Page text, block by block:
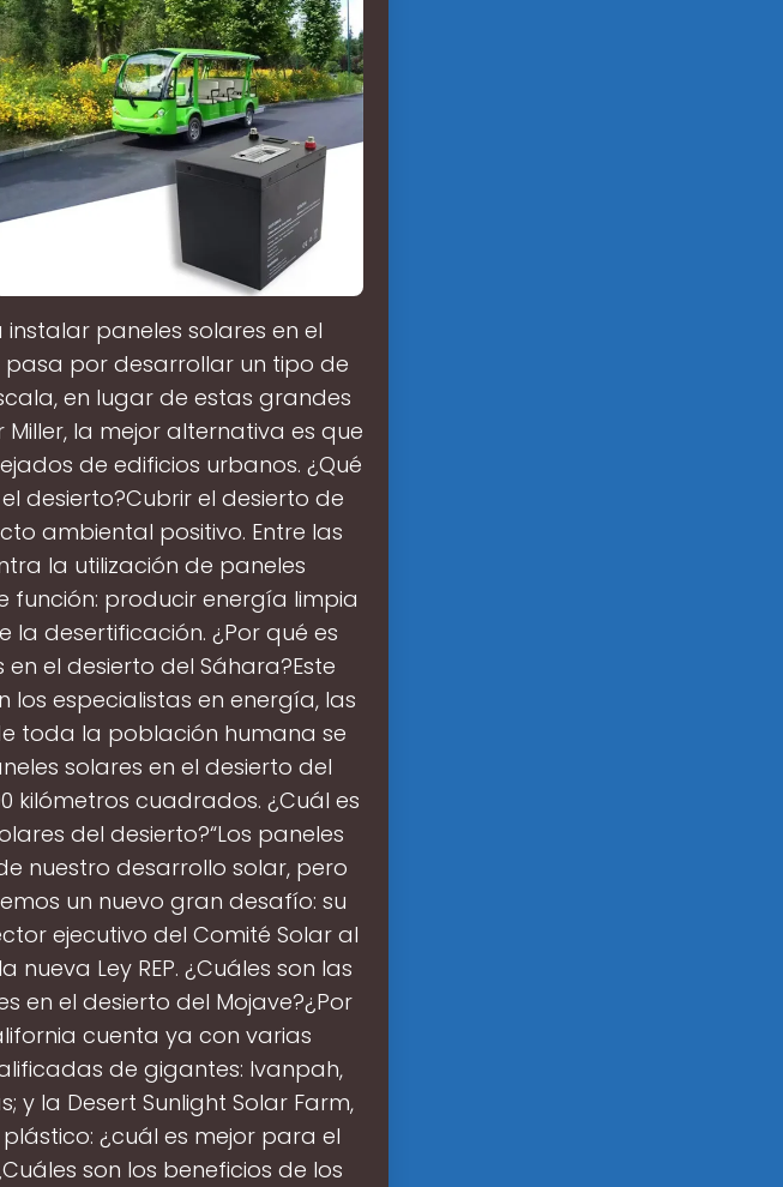
paneles solares en el
pasa por desarrollar un tipo de
en lugar de estas grandes
la mejor alternativa es que
de edificios urbanos. ¿Qué
desierto?Cubrir el desierto de
ambiental positivo. Entre las
la utilización de paneles
producir energía limpia
desertificación. ¿Por qué es
el desierto del Sáhara?Este
especialistas en energía, las
toda la población humana se
solares en el desierto del
kilómetros cuadrados. ¿Cuál es
del desierto?“Los paneles
nuestro desarrollo solar, pero
un nuevo gran desafío: su
ejecutivo del Comité Solar al
Ley REP. ¿Cuáles son las
en el desierto del Mojave?¿Por
cuenta ya con varias
de gigantes: Ivanpah,
y la Desert Sunlight Solar Farm,
plástico: ¿cuál es mejor para el
son los beneficios de los